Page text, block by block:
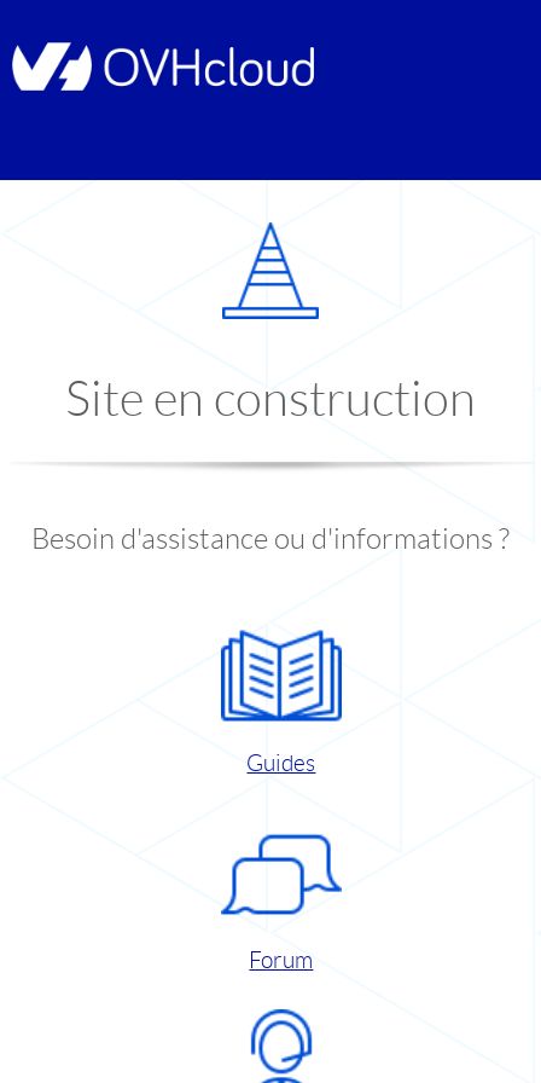
Site en construction
Besoin d'assistance ou d'informations ?
Guides
Forum